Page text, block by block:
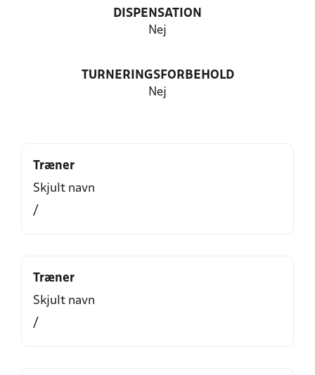
DISPENSATION
Nej
TURNERINGSFORBEHOLD
Nej
Træner
Skjult navn
/
Træner
Skjult navn
/